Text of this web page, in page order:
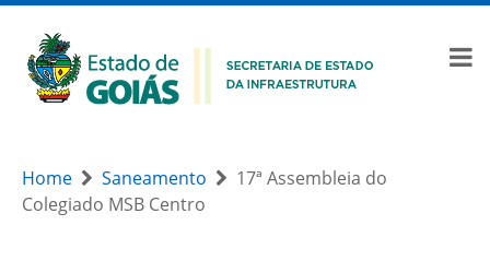
Home Saneamento
17ª Assembleia do
Colegiado MSB Centro